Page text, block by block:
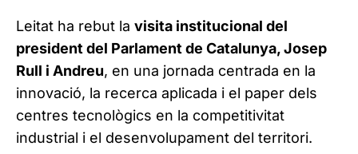
Leitat ha rebut la visita institucional del
president del Parlament de Catalunya, Josep
Rull i Andreu, en una jornada centrada en la
innovació, la recerca aplicada i el paper dels
centres tecnològics en la competitivitat
industrial i el desenvolupament del territori.